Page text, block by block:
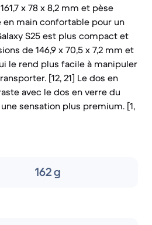
x 78 x 8,2 mm et pèse
main confortable pour un
S25 est plus compact et
de 146,9 x 70,5 x 7,2 mm et
le rend plus facile à manipuler
[12, 21] Le dos en
avec le dos en verre du
sensation plus premium. [1,
162 g